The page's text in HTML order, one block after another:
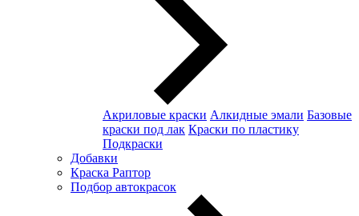
Акриловые краски Алкидные эмали Базовые
краски под лак Краски по пластику
Подкраски
Добавки
Краска Раптор
Подбор автокрасок